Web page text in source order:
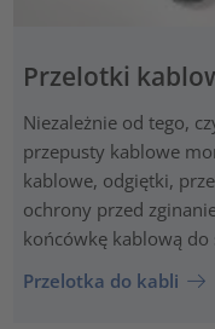
Przelotki
Niezależnie od tego,
przepusty kablowe
kablowe, odgiętki,
ochrony przed
końcówkę kablową do
Przelotka do kabli